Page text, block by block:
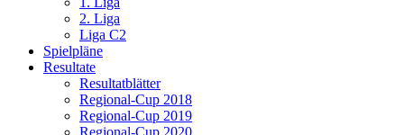
2. Liga
Liga C2
Spielpläne
Resultate
Resultatblätter
Regional-Cup 2018
Regional-Cup 2019
Regional-Cup 2020